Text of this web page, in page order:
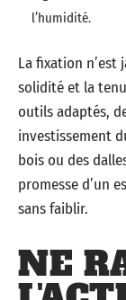
l’humidité.
La fixation n’est
solidité et la
outils adaptés,
investissement
bois ou des
promesse d’un
sans faiblir.
NE